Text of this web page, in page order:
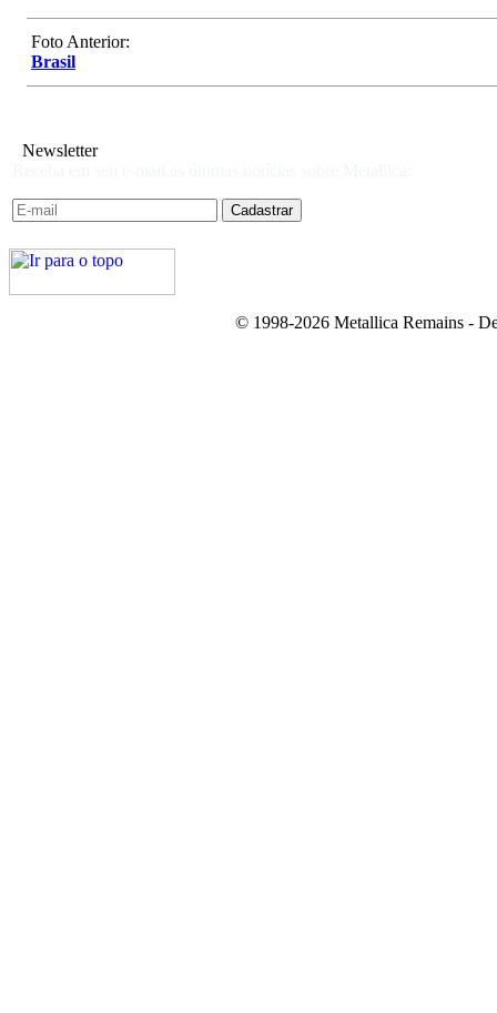
Foto Anterior:
Brasil
Newsletter
© 1998-2026 Metallica Remains -